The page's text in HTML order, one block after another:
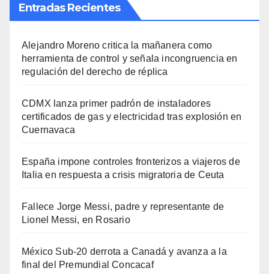
Entradas Recientes
Alejandro Moreno critica la mañanera como
herramienta de control y señala incongruencia en
regulación del derecho de réplica
CDMX lanza primer padrón de instaladores
certificados de gas y electricidad tras explosión en
Cuernavaca
España impone controles fronterizos a viajeros de
Italia en respuesta a crisis migratoria de Ceuta
Fallece Jorge Messi, padre y representante de
Lionel Messi, en Rosario
México Sub-20 derrota a Canadá y avanza a la
final del Premundial Concacaf